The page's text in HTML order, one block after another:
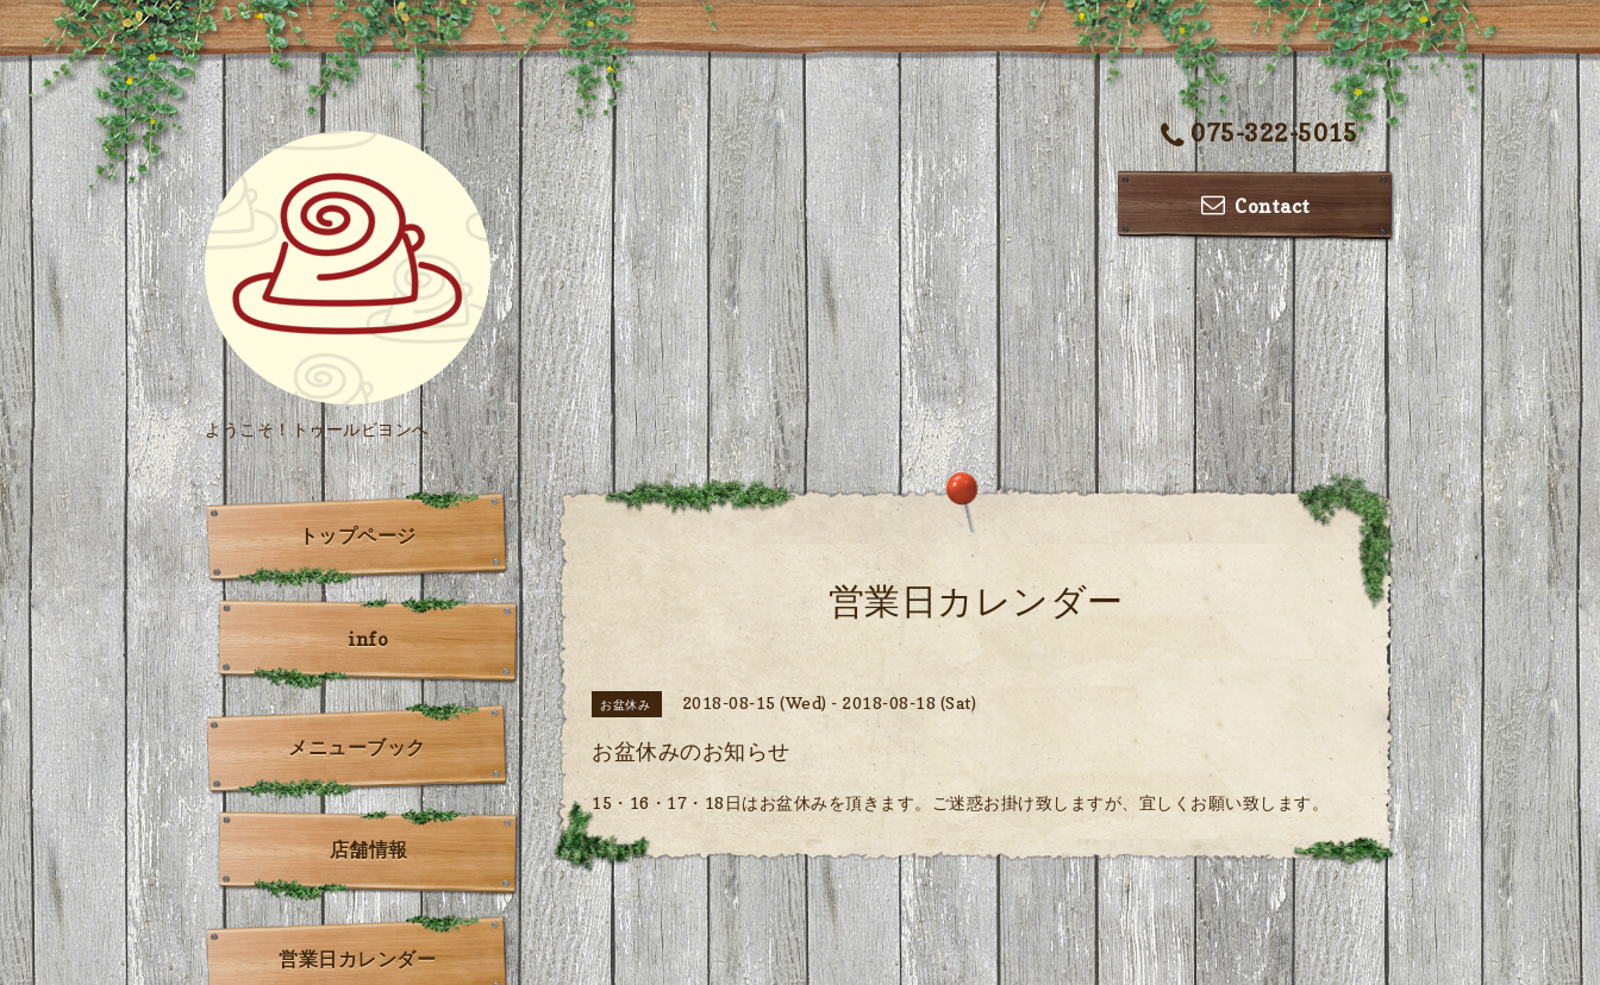
075-322-5015
Contact
ようこそ！トゥールビヨンへ
営業日カレンダー
お盆休み 2018-08-15 (Wed) - 2018-08-18 (Sat)
お盆休みのお知らせ
15・16・17・18日はお盆休みを頂きます。ご迷惑お掛け致しますが、宜しくお願い致します。
トップページ
info
メニューブック
店舗情報
営業日カレンダー